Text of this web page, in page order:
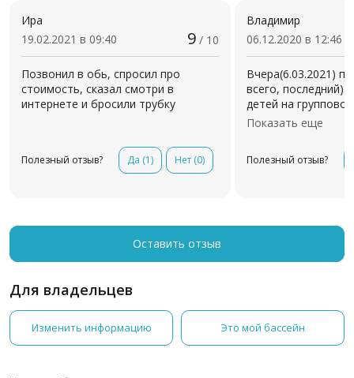
Ира
19.02.2021 в 09:40
9 / 10
Позвонил в обь, спросил про
стоимость, сказал смотри в
интернете и бросили трубку
Полезный отзыв? Да (1) Нет (0)
Владимир
06.12.2020 в 12:46
Вчера(6.03.2021)
всего, последний)
детей на
бассейн. Тренер
оповещена, что
умеют. Самому
он в бассейне
называемый,
детей и умеет!
Показать еще
Полезный отзыв?
Оставить отзыв
Для владельцев
Изменить информацию Это мой бассейн